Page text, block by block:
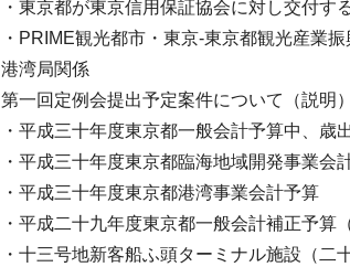
・東京都が東京信用保証協会に対し交付
・PRIME観光都市・東京-東京都観光産業
港湾局関係
第一回定例会提出予定案件について（説明）
・平成三十年度東京都一般会計予算中、
・平成三十年度東京都臨海地域開発事業会
・平成三十年度東京都港湾事業会計予算
・平成二十九年度東京都一般会計補正予
・十三号地新客船ふ頭ターミナル施設（二